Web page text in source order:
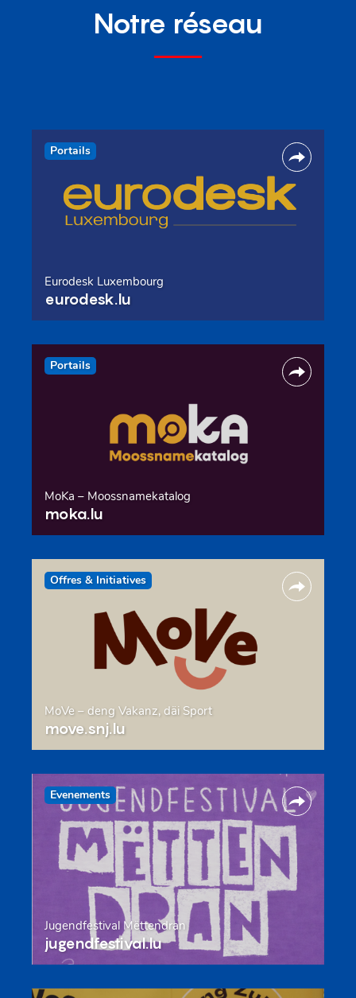
Notre réseau
Portails
Eurodesk Luxembourg
eurodesk.lu
Portails
MoKa – Moossnamekatalog
moka.lu
Offres & Initiatives
MoVe – deng Vakanz, däi Sport
move.snj.lu
Evenements
Jugendfestival Mëttendran
jugendfestival.lu